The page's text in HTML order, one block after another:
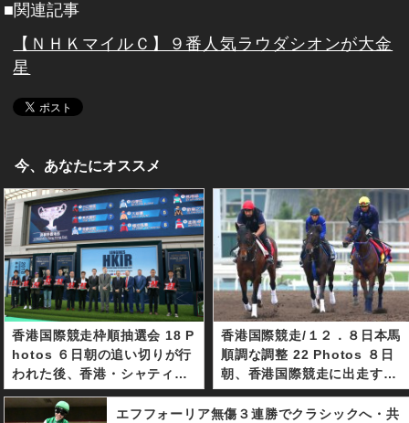
■関連記事
【ＮＨＫマイルＣ】９番人気ラウダシオンが大金
星
今、あなたにオススメ
香港国際競走枠順抽選会 18 P
hotos ６日朝の追い切りが行
われた後、香港・シャティン
競馬場パドックにて香港国際
競走４レースの枠順抽選会が
香港国際競走/１２．８日本馬
順調な調整 22 Photos ８日
朝、香港国際競走に出走する
日本馬は、クロコスミアを除
く８頭が馬場入りし、オール
エフフォーリア無傷３連勝でクラシックへ・共